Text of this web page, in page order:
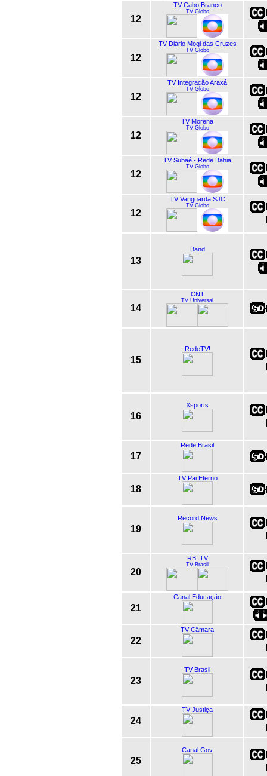
12
TV Cabo Branco
TV Globo
12
TV Diário Mogi das Cruzes
TV Globo
12
TV Integração Araxá
TV Globo
12
TV Morena
TV Globo
12
TV Subaé - Rede Bahia
TV Globo
12
TV Vanguarda SJC
TV Globo
13
Band
14
CNT
TV Universal
15
RedeTV!
16
Xsports
17
Rede Brasil
18
TV Pai Eterno
19
Record News
20
RBI TV
TV Brasil
21
Canal Educação
22
TV Câmara
23
TV Brasil
24
TV Justiça
25
Canal Gov